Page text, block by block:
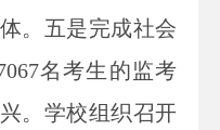
。五是完成社会
名考生的监考
。学校组织召开